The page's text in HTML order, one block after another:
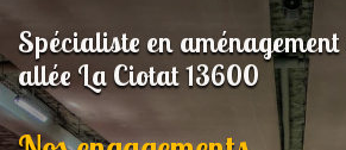
Spécialiste en
allée La Ciotat 13600